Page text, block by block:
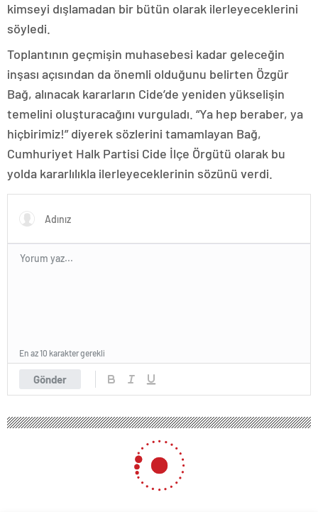
kimseyi dışlamadan bir bütün olarak ilerleyeceklerini
söyledi.
Toplantının geçmişin muhasebesi kadar geleceğin
inşası açısından da önemli olduğunu belirten Özgür
Bağ, alınacak kararların Cide’de yeniden yükselişin
temelini oluşturacağını vurguladı. “Ya hep beraber, ya
hiçbirimiz!” diyerek sözlerini tamamlayan Bağ,
Cumhuriyet Halk Partisi Cide İlçe Örgütü olarak bu
yolda kararlılıkla ilerleyeceklerinin sözünü verdi.
Gönder
En az 10 karakter gerekli